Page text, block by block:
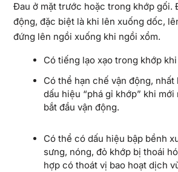
Đau ở mặt trước hoặc trong khớp gối.
động, đặc biệt là khi lên xuống dốc,
đứng lên ngồi xuống khi ngồi xổm.
Có tiếng lạo xạo trong khớp
Có thể hạn chế vận động,
dấu hiệu “phá gỉ khớp” khi
bắt đầu vận động.
Có thể có dấu hiệu bập bềnh
sưng, nóng, đỏ khớp bị thoái
hợp có thoát vị bao hoạt dịch